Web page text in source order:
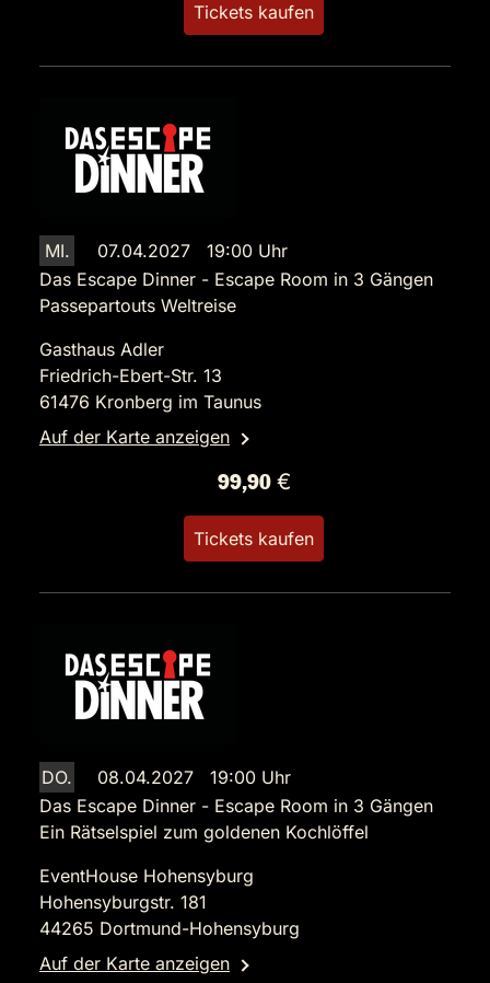
Tickets kaufen
MI.
07.04.2027 19:00 Uhr
Das Escape Dinner - Escape Room in 3 Gängen
Passepartouts Weltreise
Gasthaus Adler
Friedrich-Ebert-Str. 13
61476 Kronberg im Taunus
Auf der Karte anzeigen
99,90 €
Tickets kaufen
DO.
08.04.2027 19:00 Uhr
Das Escape Dinner - Escape Room in 3 Gängen
Ein Rätselspiel zum goldenen Kochlöffel
EventHouse Hohensyburg
Hohensyburgstr. 181
44265 Dortmund-Hohensyburg
Auf der Karte anzeigen